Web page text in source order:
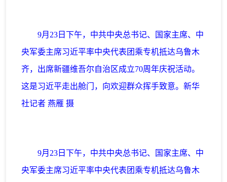
9月23日下午，中共中央总书记、国家主席、中
央军委主席习近平率中央代表团乘专机抵达乌鲁木
齐，出席新疆维吾尔自治区成立70周年庆祝活动。
这是习近平走出舱门，向欢迎群众挥手致意。新华
社记者 燕雁 摄
9月23日下午，中共中央总书记、国家主席、中
央军委主席习近平率中央代表团乘专机抵达乌鲁木